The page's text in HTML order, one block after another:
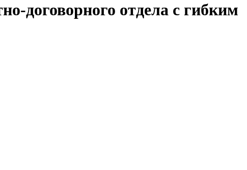
договорного отдела с гибким